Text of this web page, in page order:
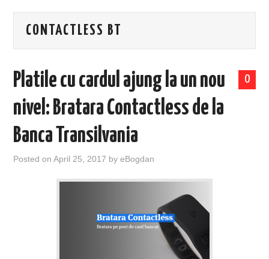
CONTACTLESS BT
0
Platile cu cardul ajung la un nou
nivel: Bratara Contactless de la
Banca Transilvania
Posted onApril 25, 2017 byeBogdan